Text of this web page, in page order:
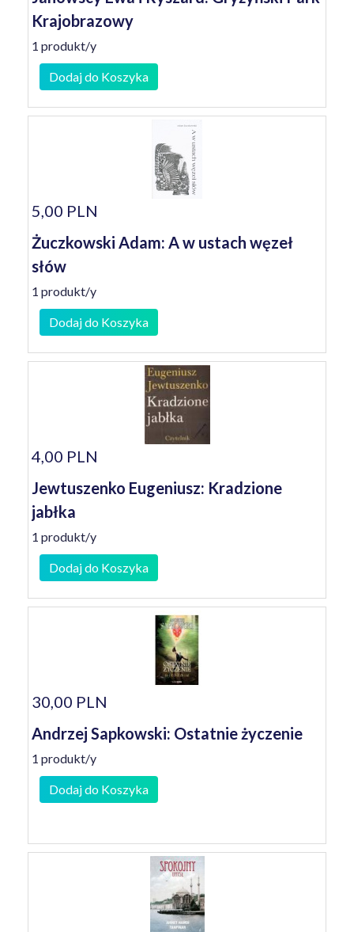
Krajobrazowy
1 produkt/y
Dodaj do Koszyka
5,00 PLN
Żuczkowski Adam: A w ustach węzeł
słów
1 produkt/y
Dodaj do Koszyka
4,00 PLN
Jewtuszenko Eugeniusz: Kradzione
jabłka
1 produkt/y
Dodaj do Koszyka
30,00 PLN
Andrzej Sapkowski: Ostatnie życzenie
1 produkt/y
Dodaj do Koszyka